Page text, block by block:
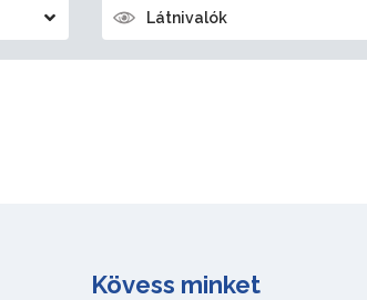
Látnivalók
Kövess minket